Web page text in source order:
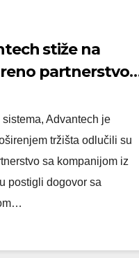
stiže na
partnerstvo
Advantech je
tržišta odlučili su
sa kompanijom iz
postigli dogovor sa